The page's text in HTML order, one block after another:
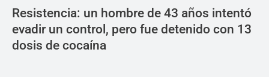
Resistencia: un hombre de 43 años intentó
evadir un control, pero fue detenido con 13
dosis de cocaína